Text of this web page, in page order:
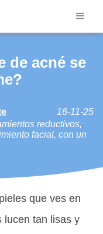
de acné se
16-11-25
reductivos,
facial, con un
que ves en
lucen tan lisas y